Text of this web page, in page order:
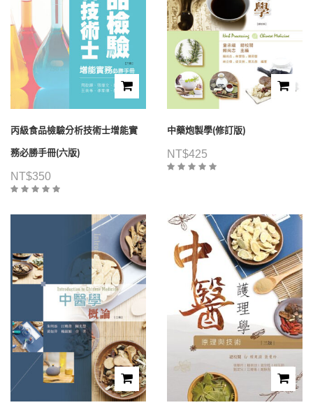
丙級食品檢驗分析技術士增能實
務必勝手冊(六版)
NT$350
中藥炮製學(修訂版)
NT$425